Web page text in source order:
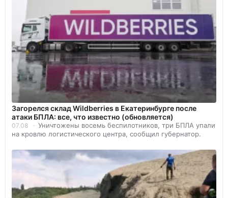
Загорелся склад Wildberries в Екатеринбурге после
атаки БПЛА: все, что известно (обновляется)
07.08
Уничтожены восемь беспилотников, три БПЛА упали
на кровлю логистического центра, сообщил губернатор.